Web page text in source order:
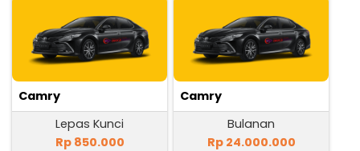
Camry
Lepas Kunci
Rp 850.000
Camry
Bulanan
Rp 24.000.000